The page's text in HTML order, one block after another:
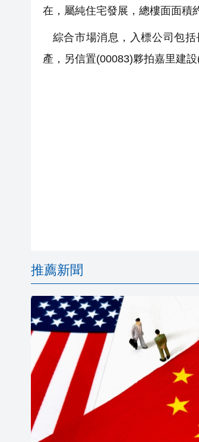
在，屬純住宅發展，總樓面面積
綜合市場消息，入標公司包括
產，另信置(00083)夥拍嘉里建
推薦新聞